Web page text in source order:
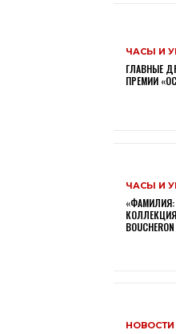
ЧАСЫ И
ГЛАВНЫЕ
ПРЕМИИ
ЧАСЫ И
НОВОСТИ